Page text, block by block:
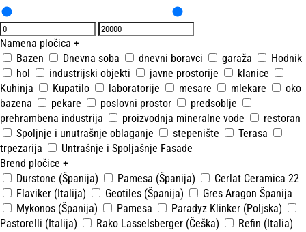
Namena pločica +
Bazen
Dnevna soba dnevni boravci garaža
Hodnik
hol
industrijski objekti javne prostorije
klanice
Kuhinja
Kupatilo laboratorije mesare mlekare
oko
bazena
pekare poslovni prostor
predsoblje
prehrambena industrija
proizvodnja mineralne vode
restoran
Spoljnje i unutrašnje oblaganje
stepenište
Terasa
trpezarija
Untrašnje i Spoljašnje Fasade
Brend pločice +
Durstone (Španija)
Pamesa (Španija)
Cerlat Ceramica 22
Flaviker (Italija)
Geotiles (Španija)
Gres Aragon Španija
Mykonos (Španija)
Pamesa
Paradyz Klinker (Poljska)
Pastorelli (Italija)
Rako Lasselsberger (Češka)
Refin (Italia)